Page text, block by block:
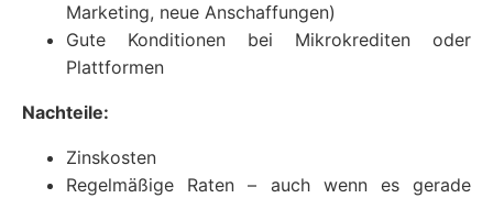
Marketing, neue Anschaffungen)
Gute Konditionen bei Mikrokrediten oder
Plattformen
Nachteile:
Zinskosten
Regelmäßige Raten – auch wenn es gerade